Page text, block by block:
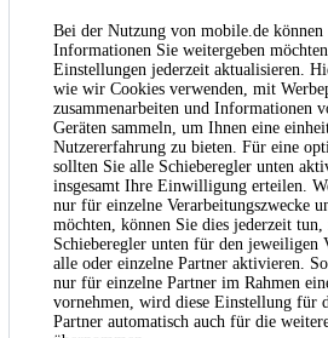
Bei der Nutzung von mobile.de können
Informationen Sie weitergeben
Einstellungen jederzeit aktualisieren.
wie wir Cookies verwenden, mit
zusammenarbeiten und Informationen
Geräten sammeln, um Ihnen eine
Nutzererfahrung zu bieten. Für eine
sollten Sie alle Schieberegler unten
insgesamt Ihre Einwilligung erteilen.
nur für einzelne Verarbeitungszwecke
möchten, können Sie dies jederzeit tun,
Schieberegler unten für den jeweiligen
alle oder einzelne Partner aktivieren.
nur für einzelne Partner im Rahmen
vornehmen, wird diese Einstellung für
Partner automatisch auch für die